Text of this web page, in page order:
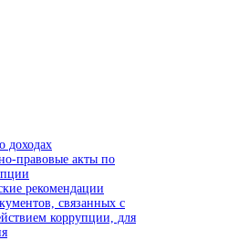
доходах
правовые акты по
рекомендации
связанных с
коррупции, для